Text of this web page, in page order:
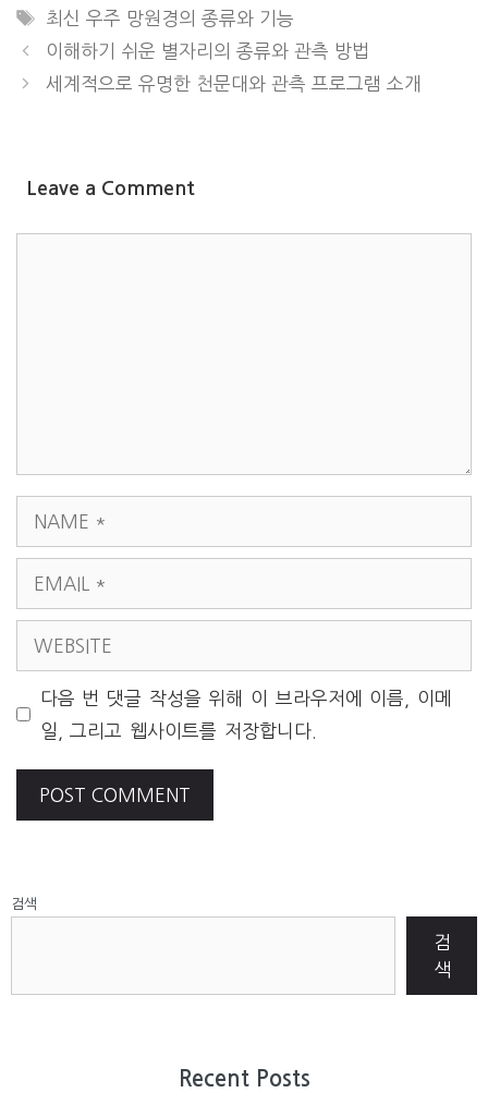
TAGS
최신 우주 망원경의 종류와 기능
이해하기 쉬운 별자리의 종류와 관측 방법
세계적으로 유명한 천문대와 관측 프로그램 소개
Leave a Comment
NAME
EMAIL
WEBSITE
다음 번 댓글 작성을 위해 이 브라우저에 이름, 이메
일, 그리고 웹사이트를 저장합니다.
검색
검
색
Recent Posts